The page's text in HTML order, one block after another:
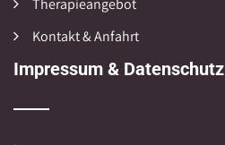
Kontakt & Anfahrt
Impressum & Datenschutz